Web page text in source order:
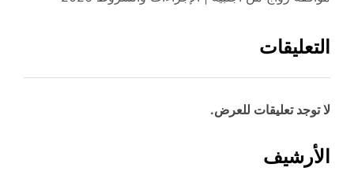
التعليقات
لا توجد تعليقات للعرض.
الأرشيف